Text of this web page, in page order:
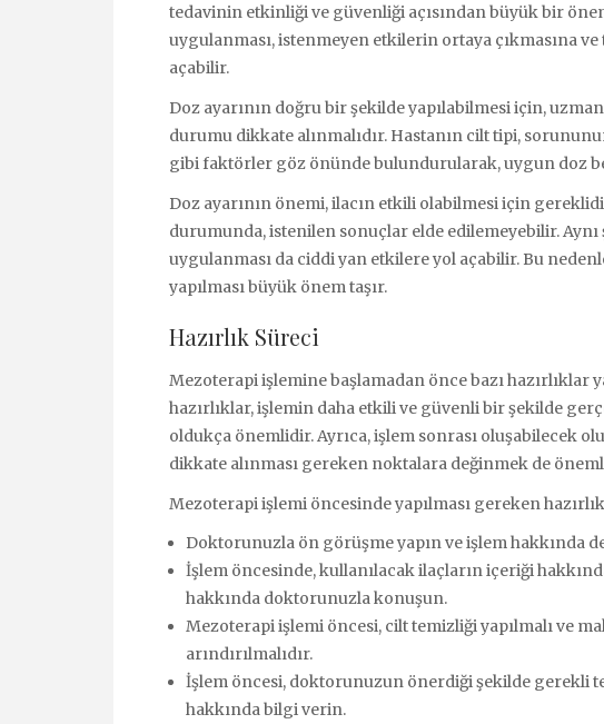
tedavinin etkinliği ve güvenliği açısından büyük bir
uygulanması, istenmeyen etkilerin ortaya çıkmasına ve
açabilir.
Doz ayarının doğru bir şekilde yapılabilmesi için,
durumu dikkate alınmalıdır. Hastanın cilt tipi,
gibi faktörler göz önünde bulundurularak, uygun doz
Doz ayarının önemi, ilacın etkili olabilmesi için
durumunda, istenilen sonuçlar elde edilemeyebilir. Aynı
uygulanması da ciddi yan etkilere yol açabilir. Bu
yapılması büyük önem taşır.
Hazırlık Süreci
Mezoterapi işlemine başlamadan önce bazı hazırlıklar
hazırlıklar, işlemin daha etkili ve güvenli bir şekilde
oldukça önemlidir. Ayrıca, işlem sonrası oluşabilecek
dikkate alınması gereken noktalara değinmek de
Mezoterapi işlemi öncesinde yapılması gereken
Doktorunuzla ön görüşme yapın ve işlem hakkında
İşlem öncesinde, kullanılacak ilaçların içeriği
hakkında doktorunuzla konuşun.
Mezoterapi işlemi öncesi, cilt temizliği yapılmalı ve
arındırılmalıdır.
İşlem öncesi, doktorunuzun önerdiği şekilde gerekli
hakkında bilgi verin.